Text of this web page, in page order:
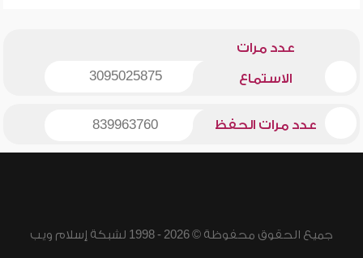
عدد مرات
الاستماع 3095025875
عدد مرات الحفظ 839963760
جميع الحقوق محفوظة © 2026 - 1998 لشبكة إسلام ويب